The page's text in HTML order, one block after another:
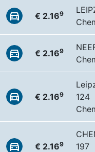
€ 2.169
€ 2.169
€ 2.169
124
€ 2.169
197